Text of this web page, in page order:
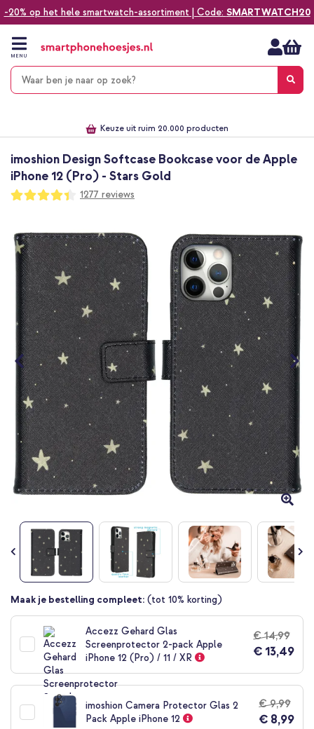
-20% op het hele smartwatch-assortiment | Code: SMARTWATCH20
naar
inhoud
MENU
Keuze uit ruim 20.000 producten
imoshion Design Softcase Bookcase voor de Apple
iPhone 12 (Pro) - Stars Gold
Waardering:
87
100
1277 reviews
naar
het
einde
van
afbeeldingen-
gallerij
Ga
begin
van
afbeeldingen-
gallerij
Maak je bestelling compleet: (tot 10% korting)
Accezz Gehard Glas
Screenprotector 2-pack Apple
iPhone 12 (Pro) / 11 / XR
€ 14,99
€ 13,49
imoshion Camera Protector Glas 2
Pack Apple iPhone 12
€ 9,99
€ 8,99